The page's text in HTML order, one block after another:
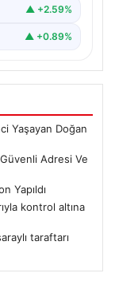
▲ +2.59%
▲ +0.89%
Yaşayan Doğan
Adresi Ve
Yapıldı
kontrol altına
taraftarı